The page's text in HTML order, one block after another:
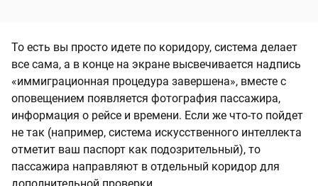
То есть вы просто идете по коридору, система делает
все сама, а в конце на экране высвечивается надпись
«иммиграционная процедура завершена», вместе с
оповещением появляется фотография пассажира,
информация о рейсе и времени. Если же что-то пойдет
не так (например, система искусственного интеллекта
отметит ваш паспорт как подозрительный), то
пассажира направляют в отдельный коридор для